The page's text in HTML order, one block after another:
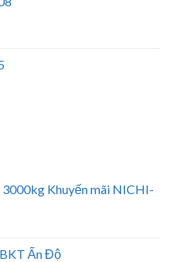
3000kg Khuyến mãi NICHI-
Ấn Độ